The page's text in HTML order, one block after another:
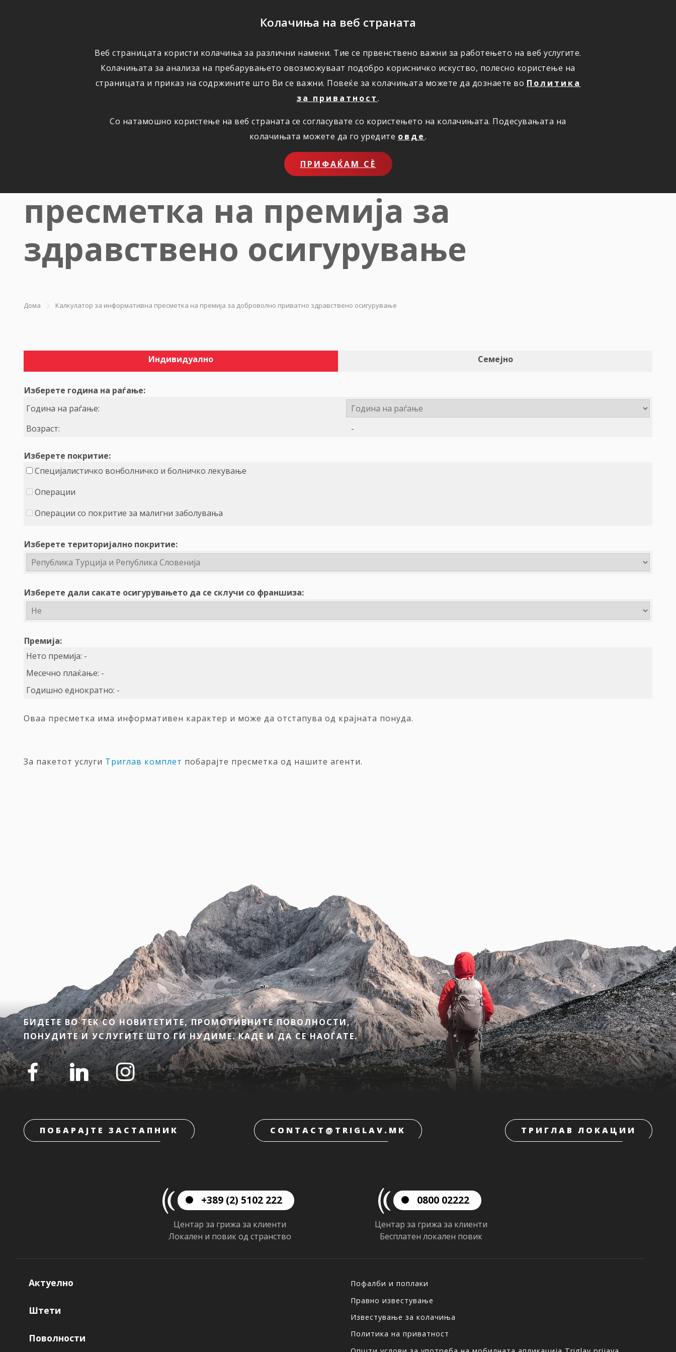
Колачиња на веб страната
Веб страницата користи колачиња за различни намени. Тие се првенствено важни за работењето на веб услугите.
Колачињата за анализа на пребарувањето овозможуваат подобро корисничко искуство, полесно користење на
страницата и приказ на содржините што Ви се важни. Повеќе за колачињата можете да дознаете во Политика
за приватност.
Со натамошно користење на веб страната се согласувате со користењето на колачињата. Подесувањата на
колачињата можете да го уредите овде.
ПРИФАЌАМ СЀ
ОСИГУРУВАЊЕ ШТЕТИ ПОВОЛНОСТИ КОРИСНО ЗА НАС ОНЛАЈН ПРИЈАВИ ШТЕТА
ДОБРОВОЛНО ПРИВАТНО ЗДРАВСТВЕНО ОСИГУРУВАЊЕ
Направете информативна
пресметка на премија за
здравствено осигурување
Дома Калкулатор за информативна пресметка на премија за доброволно приватно здравствено осигурување
Индивидуално Семејно
Изберете година на раѓање:
Година на раѓање:
Возраст:
-
Изберете покритие:
Специјалистичко вонболничко и болничко лекување
Операции
Операции со покритие за малигни заболувања
Изберете територијално покритие:
Изберете дали сакате осигурувањето да се склучи со франшиза:
Премија:
Нето премија: -
Месечно плаќање: -
Годишно еднократно: -
Оваа пресметка има информативен карактер и може да отстапува од крајната понуда.
За пакетот услуги Триглав комплет побарајте пресметка од нашите агенти.
БИДЕТЕ ВО ТЕК СО НОВИТЕТИТЕ, ПРОМОТИВНИТЕ ПОВОЛНОСТИ,
ПОНУДИТЕ И УСЛУГИТЕ ШТО ГИ НУДИМЕ. КАДЕ И ДА СЕ НАОЃАТЕ.
ПОБАРАЈТЕ ЗАСТАПНИК CONTACT@TRIGLAV.MK ТРИГЛАВ ЛОКАЦИИ
+389 (2) 5102 222
Центар за грижа за клиенти
Локален и повик од странство
0800 02222
Центар за грижа за клиенти
Бесплатен локален повик
Актуелно
Штети
Поволности
Пофалби и поплаки
Правно известување
Известување за колачиња
Политика на приватност